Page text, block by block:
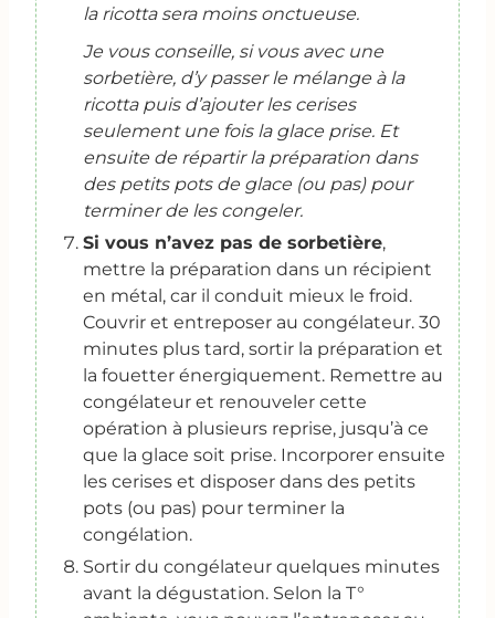
la ricotta sera moins onctueuse.
Je vous conseille, si vous avec une
sorbetière, d’y passer le mélange à la
ricotta puis d’ajouter les cerises
seulement une fois la glace prise. Et
ensuite de répartir la préparation dans
des petits pots de glace (ou pas) pour
terminer de les congeler.
Si vous n’avez pas de sorbetière,
mettre la préparation dans un récipient
en métal, car il conduit mieux le froid.
Couvrir et entreposer au congélateur. 30
minutes plus tard, sortir la préparation et
la fouetter énergiquement. Remettre au
congélateur et renouveler cette
opération à plusieurs reprise, jusqu’à ce
que la glace soit prise. Incorporer ensuite
les cerises et disposer dans des petits
pots (ou pas) pour terminer la
congélation.
Sortir du congélateur quelques minutes
avant la dégustation. Selon la T°